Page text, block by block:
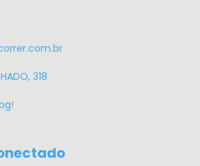
318